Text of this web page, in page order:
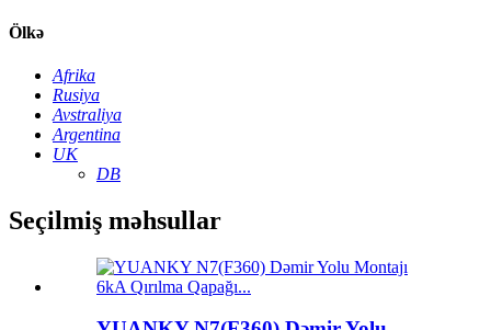
Ölkə
Afrika
Rusiya
Avstraliya
Argentina
UK
DB
Seçilmiş məhsullar